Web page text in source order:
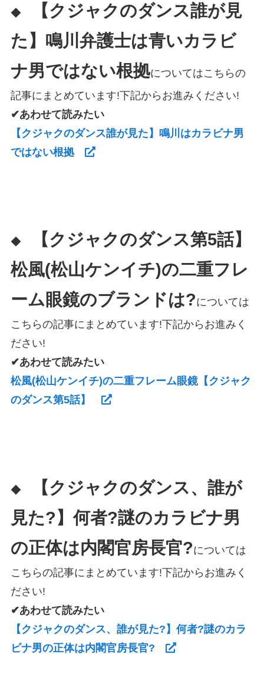
◆
【クジャクのダンス誰が見
た】鳴川弁護士は青いカラビ
ナ男ではない根拠についてはこちらの
記事にまとめています!下記からお進みください!
✔あわせて読みたい
【クジャクのダンス誰が見た】鳴川はカラビナ男
ではない根拠
◆
【クジャクのダンス第5話】
松風(松山ケンイチ)の二重フレ
ーム眼鏡のブランドは?については
こちらの記事にまとめています!下記からお進みく
ださい!
✔あわせて読みたい
松風(松山ケンイチ)の二重フレーム眼鏡【クジャク
のダンス第5話】
◆
【クジャクのダンス、誰が
見た?】何者?謎のカラビナ男
の正体は内閣官房長官?については
こちらの記事にまとめています!下記からお進みく
ださい!
✔あわせて読みたい
【クジャクのダンス、誰が見た?】何者?謎のカラ
ビナ男の正体は内閣官房長官?